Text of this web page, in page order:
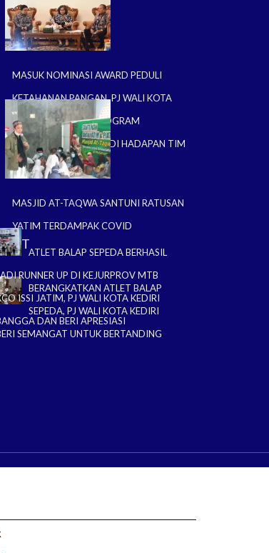
MASUK NOMINASI AWARD PEDULI
KETAHANAN PANGAN, PJ WALI KOTA
KEDIRI PAPARKAN PROGRAM
KETAHANAN PANGAN DI HADAPAN TIM
PENILAI
MASJID AT-TAQWA SANTUNI RATUSAN
YATIM TERDAMPAK COVID
ATLET BALAP SEPEDA BERHASIL
RUNNER UP DI KEJURPROV MTB
ISSI JATIM, PJ WALI KOTA KEDIRI
DAN BERI APRESIASI
BERANGKATKAN ATLET BALAP
SEPEDA, PJ WALI KOTA KEDIRI
SEMANGAT UNTUK BERTANDING